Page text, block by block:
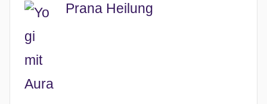
Prana Heilung